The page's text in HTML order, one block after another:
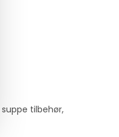
suppe tilbehør,